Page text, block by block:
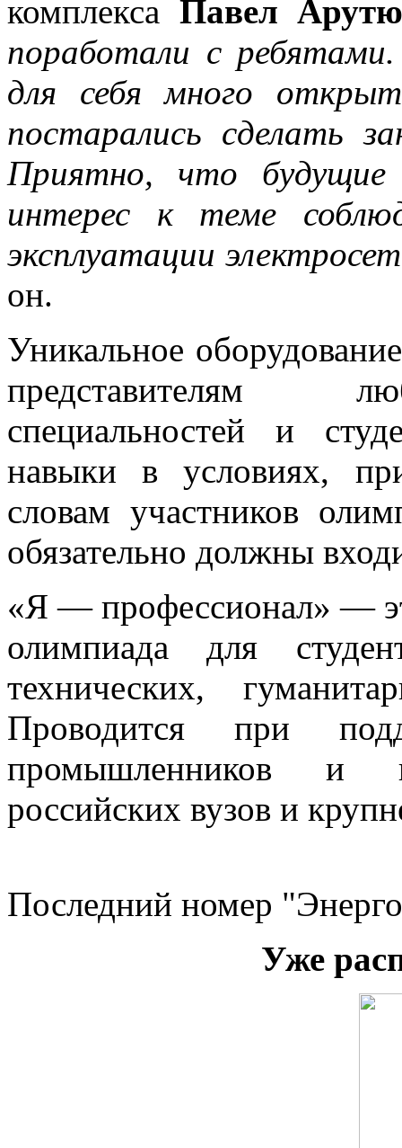
комплекса Павел
поработали с ребятами.
для себя много
постарались сделать
Приятно, что будущие
интерес к теме
эксплуатации
он.
Уникальное
представителям
специальностей и
навыки в условиях,
словам участников
обязательно должны
«Я — профессионал» —
олимпиада для
технических,
Проводится при
промышленников и
российских вузов и
Последний номер
Уже